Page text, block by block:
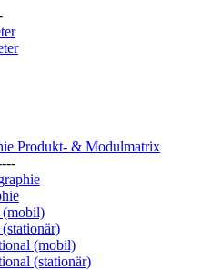
Produkt- & Modulmatrix
(mobil)
(mobil)
(stationär)